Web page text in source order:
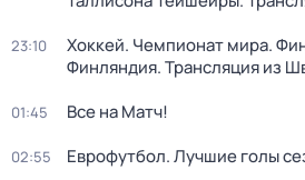
23:10
Хоккей. Чемпионат мира.
Финляндия. Трансляция из
01:45 Все на Матч!
02:55 Еврофутбол. Лучшие голы